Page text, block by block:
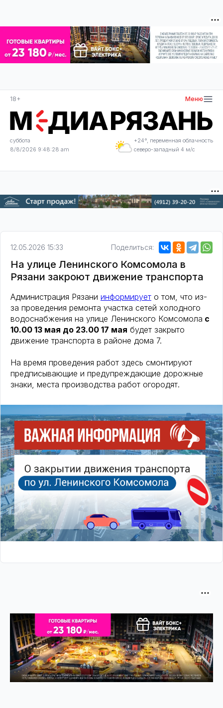
18+ Меню
суббота
8/8/2026 9:48:28 am
+24°, переменная облачность
северо-западный 4 м/с
12.05.2026 15:33 Поделиться:
На улице Ленинского Комсомола в
Рязани закроют движение транспорта
Администрация Рязани информирует о том, что из-
за проведения ремонта участка сетей холодного
водоснабжения на улице Ленинского Комсомола с
10.00 13 мая до 23.00 17 мая будет закрыто
движение транспорта в районе дома 7.
На время проведения работ здесь смонтируют
предписывающие и предупреждающие дорожные
знаки, места производства работ огородят.